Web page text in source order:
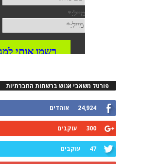
פורטל משאבי אנוש ברשתות החברתיות
24,924 אוהדים
300 עוקבים
47 עוקבים